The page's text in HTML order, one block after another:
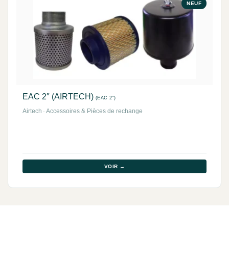
NEUF
EAC 2″ (AIRTECH) (EAC 2")
Airtech · Accessoires & Pièces de rechange
VOIR →